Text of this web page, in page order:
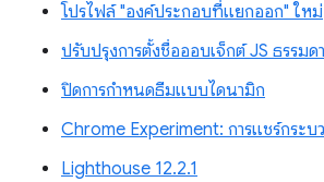
โปรไฟล์ "องค์ประกอบที่แยกออก" ใหม่
ปรับปรุงการตั้งชื่อออบเจ็กต์ JS ธรรมดา
ปิดการกำหนดธีมแบบไดนามิก
Chrome Experiment: การแชร์กระบ
Lighthouse 12.2.1